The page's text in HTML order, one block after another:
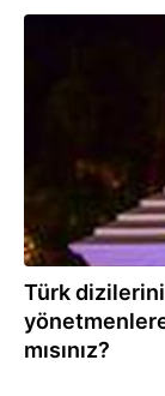
Türk
mısınız?